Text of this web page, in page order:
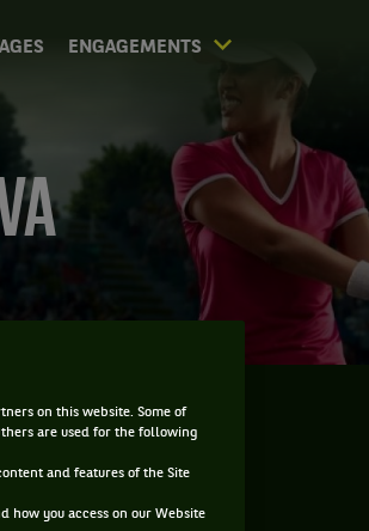
ENGAGEMENTS
on this website. Some of
are used for the following
and features of the Site
how you access on our Website